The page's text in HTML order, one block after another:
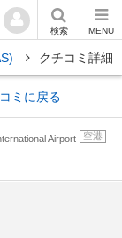
検索 MENU
クチコミ詳細
ミに戻る
Airport 空港